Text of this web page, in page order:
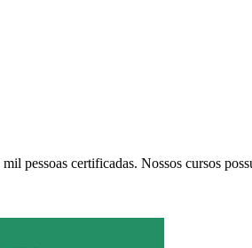
pessoas certificadas. Nossos cursos